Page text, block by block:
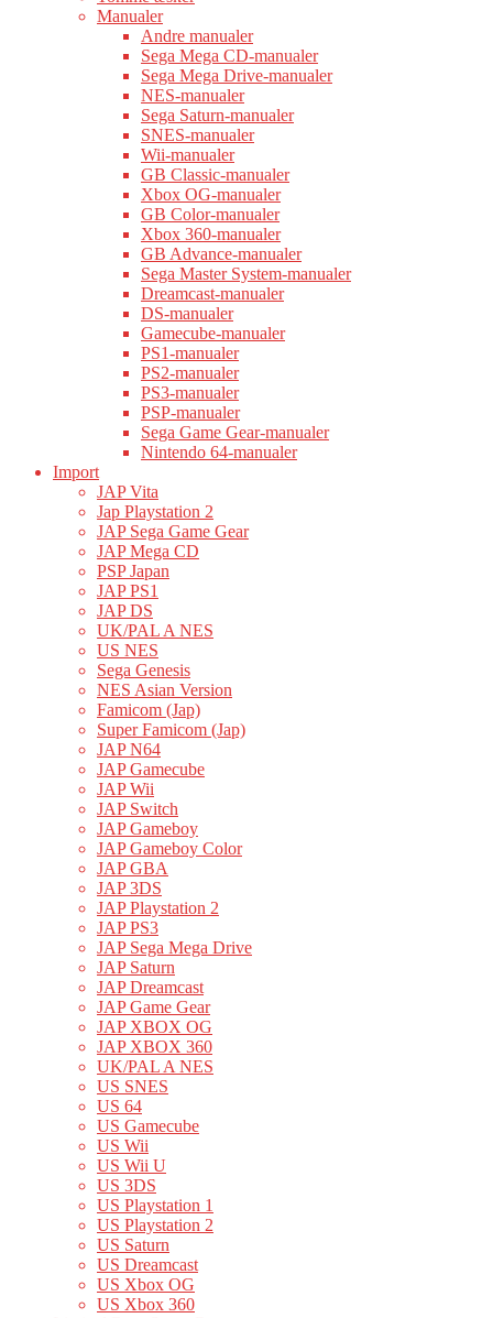
Manualer
Andre manualer
Sega Mega CD-manualer
Sega Mega Drive-manualer
NES-manualer
Sega Saturn-manualer
SNES-manualer
Wii-manualer
GB Classic-manualer
Xbox OG-manualer
GB Color-manualer
Xbox 360-manualer
GB Advance-manualer
Sega Master System-manualer
Dreamcast-manualer
DS-manualer
Gamecube-manualer
PS1-manualer
PS2-manualer
PS3-manualer
PSP-manualer
Sega Game Gear-manualer
Nintendo 64-manualer
Import
JAP Vita
Jap Playstation 2
JAP Sega Game Gear
JAP Mega CD
PSP Japan
JAP PS1
JAP DS
UK/PAL A NES
US NES
Sega Genesis
NES Asian Version
Famicom (Jap)
Super Famicom (Jap)
JAP N64
JAP Gamecube
JAP Wii
JAP Switch
JAP Gameboy
JAP Gameboy Color
JAP GBA
JAP 3DS
JAP Playstation 2
JAP PS3
JAP Sega Mega Drive
JAP Saturn
JAP Dreamcast
JAP Game Gear
JAP XBOX OG
JAP XBOX 360
UK/PAL A NES
US SNES
US 64
US Gamecube
US Wii
US Wii U
US 3DS
US Playstation 1
US Playstation 2
US Saturn
US Dreamcast
US Xbox OG
US Xbox 360